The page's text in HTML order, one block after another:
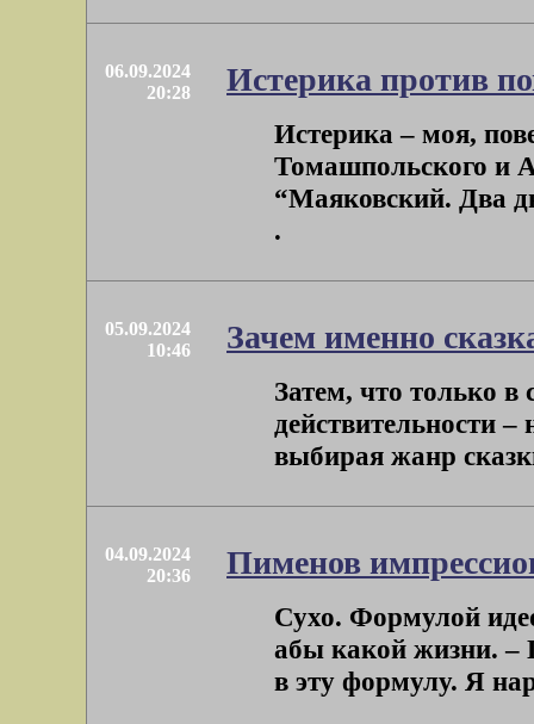
06.09.2024
20:28
Истерика против
Истерика – моя,
Томашпольского и
“Маяковский. Два
.
05.09.2024
10:46
Зачем именно
Затем, что только в
действительности
выбирая жанр
04.09.2024
20:36
Пименов
Сухо. Формулой
абы какой жизни. –
в эту формулу. Я